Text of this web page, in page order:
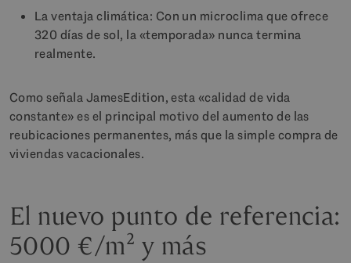
La ventaja climática: Con un microclima que ofrece
320 días de sol, la «temporada» nunca termina
realmente.
Como señala JamesEdition, esta «calidad de vida
constante» es el principal motivo del aumento de las
reubicaciones permanentes, más que la simple compra de
viviendas vacacionales.
El nuevo punto de referencia:
5000 €/m² y más